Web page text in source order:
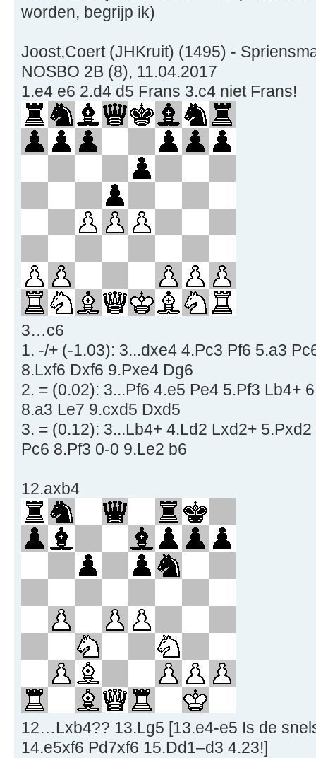
worden, begrijp ik)
Joost,Coert (JHKruit) (1495) -
NOSBO 2B (8), 11.04.2017
1.e4 e6 2.d4 d5 Frans 3.c4 niet Frans!
3…c6
1. -/+ (-1.03): 3...dxe4 4.Pc3 Pf6 5.a3
8.Lxf6 Dxf6 9.Pxe4 Dg6
2. = (0.02): 3...Pf6 4.e5 Pe4 5.Pf3 Lb4+
8.a3 Le7 9.cxd5 Dxd5
3. = (0.12): 3...Lb4+ 4.Ld2 Lxd2+
Pc6 8.Pf3 0-0 9.Le2 b6
12.axb4
12…Lxb4?? 13.Lg5 [13.e4-e5 Is de
14.e5xf6 Pd7xf6 15.Dd1–d3 4.23!]